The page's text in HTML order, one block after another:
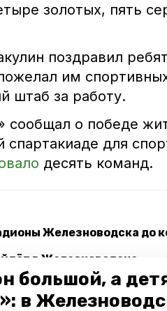
большой, а
в
золотых, пять
поздравил
им
штаб за работу.
сообщал о победе
спартакиаде для
десять команд.
Железноводска до
в Железноводске
соревнования по